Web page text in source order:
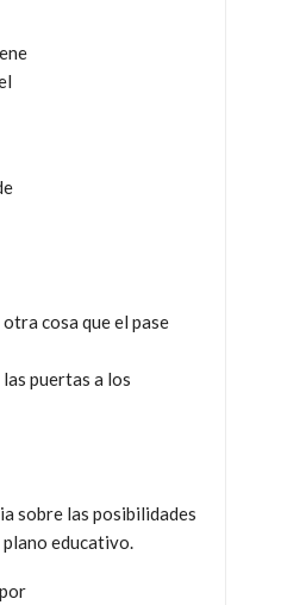
cosa que el pase
puertas a los
sobre las posibilidades
educativo.